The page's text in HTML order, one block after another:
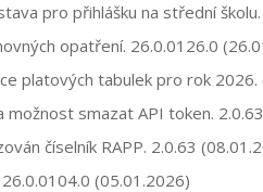
pro přihlášku na střední
opatření. 26.0.0126.0
platových tabulek pro rok
možnost smazat API token.
číselník RAPP. 2.0.63
(05.01.2026)